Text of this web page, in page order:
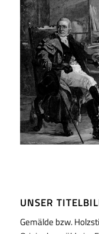
UNSER
Gemälde bzw.